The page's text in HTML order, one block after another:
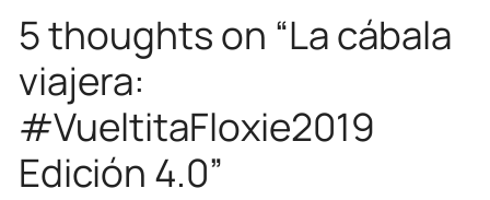
5 thoughts on “La cábala
viajera:
#VueltitaFloxie2019
Edición 4.0”